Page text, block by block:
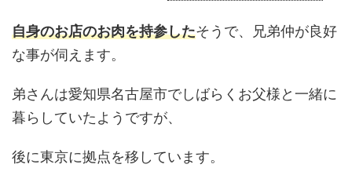
自身のお店のお肉を持参したそうで、兄弟仲が良好
な事が伺えます。
弟さんは愛知県名古屋市でしばらくお父様と一緒に
暮らしていたようですが、
後に東京に拠点を移しています。